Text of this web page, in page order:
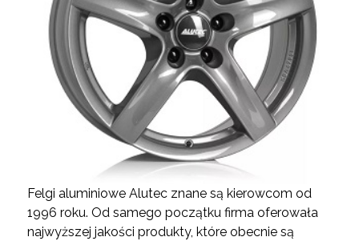
Felgi aluminiowe Alutec znane są kierowcom od
1996 roku. Od samego początku firma oferowała
najwyższej jakości produkty, które obecnie są